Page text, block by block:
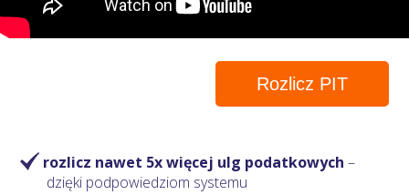
Rozlicz PIT
rozlicz nawet 5x więcej ulg podatkowych–
dzięki podpowiedziom systemu